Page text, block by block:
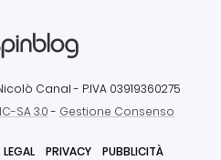
Canal - P.IVA 03919360275
SA 3.0- Gestione Consenso
LEGAL PRIVACY PUBBLICITÀ